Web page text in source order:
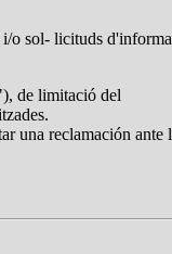
o sol- licituds
de limitació del
una reclamación ante